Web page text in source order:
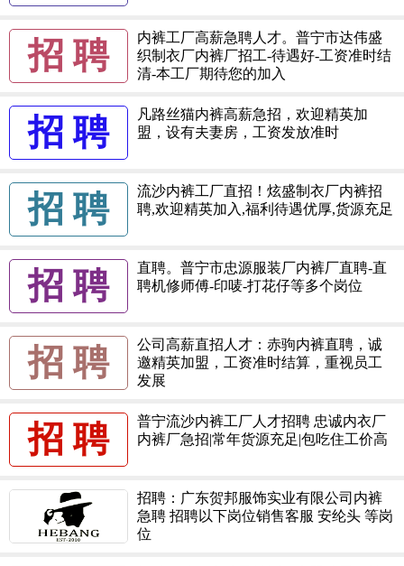
招 聘
内裤工厂高薪急聘人才。普宁市达伟盛
织制衣厂内裤厂招工-待遇好-工资准时结
清-本工厂期待您的加入
招 聘
凡路丝猫内裤高薪急招，欢迎精英加
盟，设有夫妻房，工资发放准时
招 聘
流沙内裤工厂直招！炫盛制衣厂内裤招
聘,欢迎精英加入,福利待遇优厚,货源充足
招 聘
直聘。普宁市忠源服装厂内裤厂直聘-直
聘机修师傅-印唛-打花仔等多个岗位
招 聘
公司高薪直招人才：赤驹内裤直聘，诚
邀精英加盟，工资准时结算，重视员工
发展
招 聘
普宁流沙内裤工厂人才招聘 忠诚内衣厂
内裤厂急招|常年货源充足|包吃住工价高
招聘：广东贺邦服饰实业有限公司内裤
急聘 招聘以下岗位销售客服 安纶头 等岗
位